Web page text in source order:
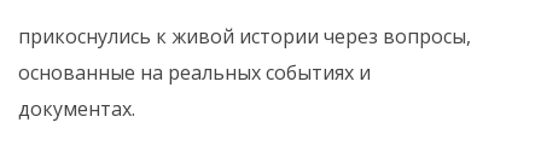
прикоснулись к живой истории через вопросы,
основанные на реальных событиях и
документах.